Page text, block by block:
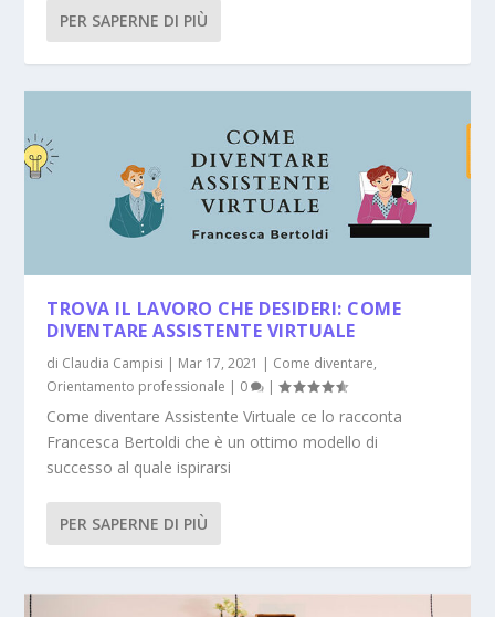
PER SAPERNE DI PIÙ
TROVA IL LAVORO CHE DESIDERI: COME
DIVENTARE ASSISTENTE VIRTUALE
di Claudia Campisi | Mar 17, 2021 | Come diventare,
Orientamento professionale | 0 |
Come diventare Assistente Virtuale ce lo racconta
Francesca Bertoldi che è un ottimo modello di
successo al quale ispirarsi
PER SAPERNE DI PIÙ